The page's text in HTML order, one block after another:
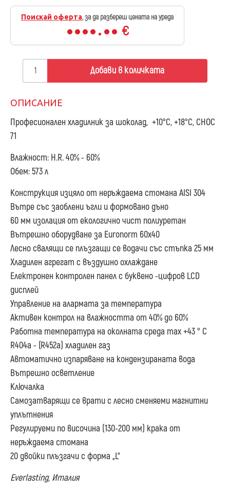
Поискай оферта, за да разбереш цената на уреда
€
Добави в количката
ОПИСАНИЕ
Професионален хладилник за шоколад, +10°С, +18°С, CHOC
71
Влажност: H.R. 40% - 60%
Обем: 573 л
Конструкция изцяло от неръждаема стомана AISI 304
Вътре със заоблени ъгли и формовано дъно
60 мм изолация от екологично чист полиуретан
Вътрешно оборудване за Euronorm 60x40
Лесно свалящи се плъзгащи се водачи със стъпка 25 мм
Хладилен агрегат с въздушно охлаждане
Електронен контролен панел с буквено -цифров LCD
дисплей
Управление на алармата за температура
Активен контрол на влажността от 40% до 60%
Работна температура на околната среда max +43 ° C
R404a - (R452a) хладилен газ
Автоматично изпаряване на кондензираната вода
Вътрешно осветление
Ключалка
Самозатварящи се врати с лесно сменяеми магнитни
уплътнения
Регулируеми по височина (130-200 мм) крака от
неръждаема стомана
20 двойки плъзгачи с форма „L“
Everlasting, Италия